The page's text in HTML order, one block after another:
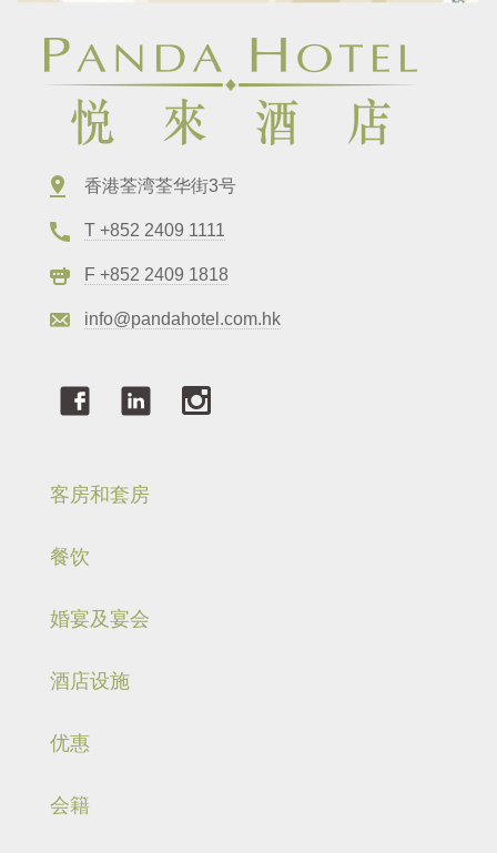
香港荃湾荃华街3号
T +852 2409 1111
F +852 2409 1818
info@pandahotel.com.hk
客房和套房
餐饮
婚宴及宴会
酒店设施
优惠
会籍